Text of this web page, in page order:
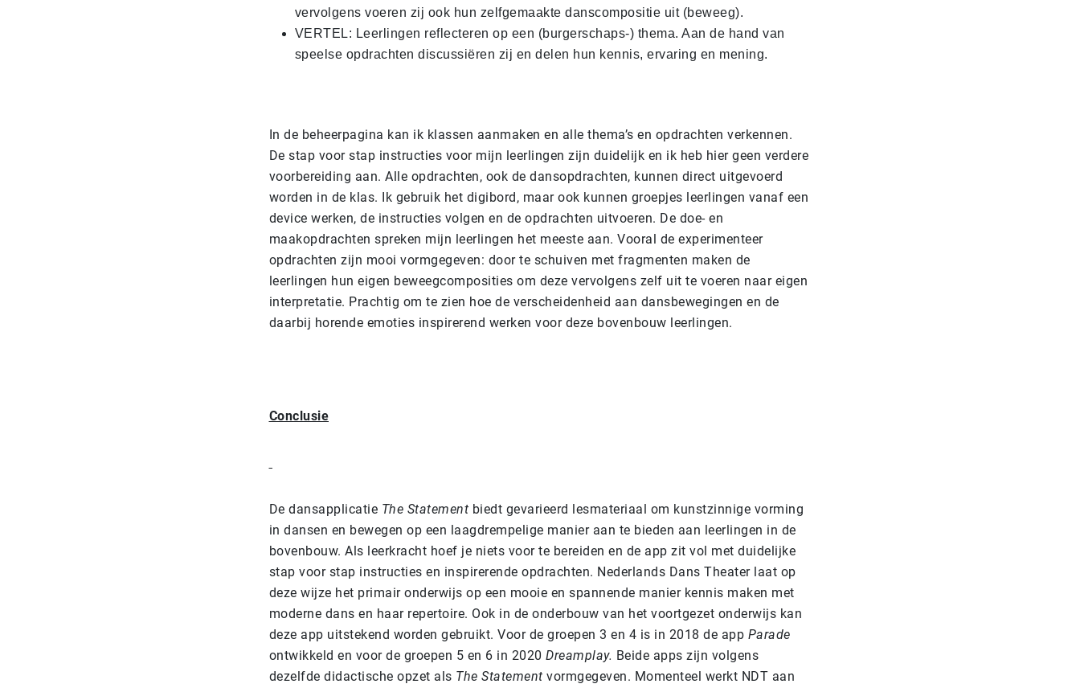
vervolgens voeren zij ook hun zelfgemaakte danscompositie uit (beweeg).
VERTEL: Leerlingen reflecteren op een (burgerschaps-) thema. Aan de hand van
speelse opdrachten discussiëren zij en delen hun kennis, ervaring en mening.
In de beheerpagina kan ik klassen aanmaken en alle thema’s en opdrachten verkennen.
De stap voor stap instructies voor mijn leerlingen zijn duidelijk en ik heb hier geen verdere
voorbereiding aan. Alle opdrachten, ook de dansopdrachten, kunnen direct uitgevoerd
worden in de klas. Ik gebruik het digibord, maar ook kunnen groepjes leerlingen vanaf een
device werken, de instructies volgen en de opdrachten uitvoeren. De doe- en
maakopdrachten spreken mijn leerlingen het meeste aan. Vooral de experimenteer
opdrachten zijn mooi vormgegeven: door te schuiven met fragmenten maken de
leerlingen hun eigen beweegcomposities om deze vervolgens zelf uit te voeren naar eigen
interpretatie. Prachtig om te zien hoe de verscheidenheid aan dansbewegingen en de
daarbij horende emoties inspirerend werken voor deze bovenbouw leerlingen.
Conclusie
De dansapplicatie The Statement biedt gevarieerd lesmateriaal om kunstzinnige vorming
in dansen en bewegen op een laagdrempelige manier aan te bieden aan leerlingen in de
bovenbouw. Als leerkracht hoef je niets voor te bereiden en de app zit vol met duidelijke
stap voor stap instructies en inspirerende opdrachten. Nederlands Dans Theater laat op
deze wijze het primair onderwijs op een mooie en spannende manier kennis maken met
moderne dans en haar repertoire. Ook in de onderbouw van het voortgezet onderwijs kan
deze app uitstekend worden gebruikt. Voor de groepen 3 en 4 is in 2018 de app Parade
ontwikkeld en voor de groepen 5 en 6 in 2020 Dreamplay. Beide apps zijn volgens
dezelfde didactische opzet als The Statement vormgegeven. Momenteel werkt NDT aan